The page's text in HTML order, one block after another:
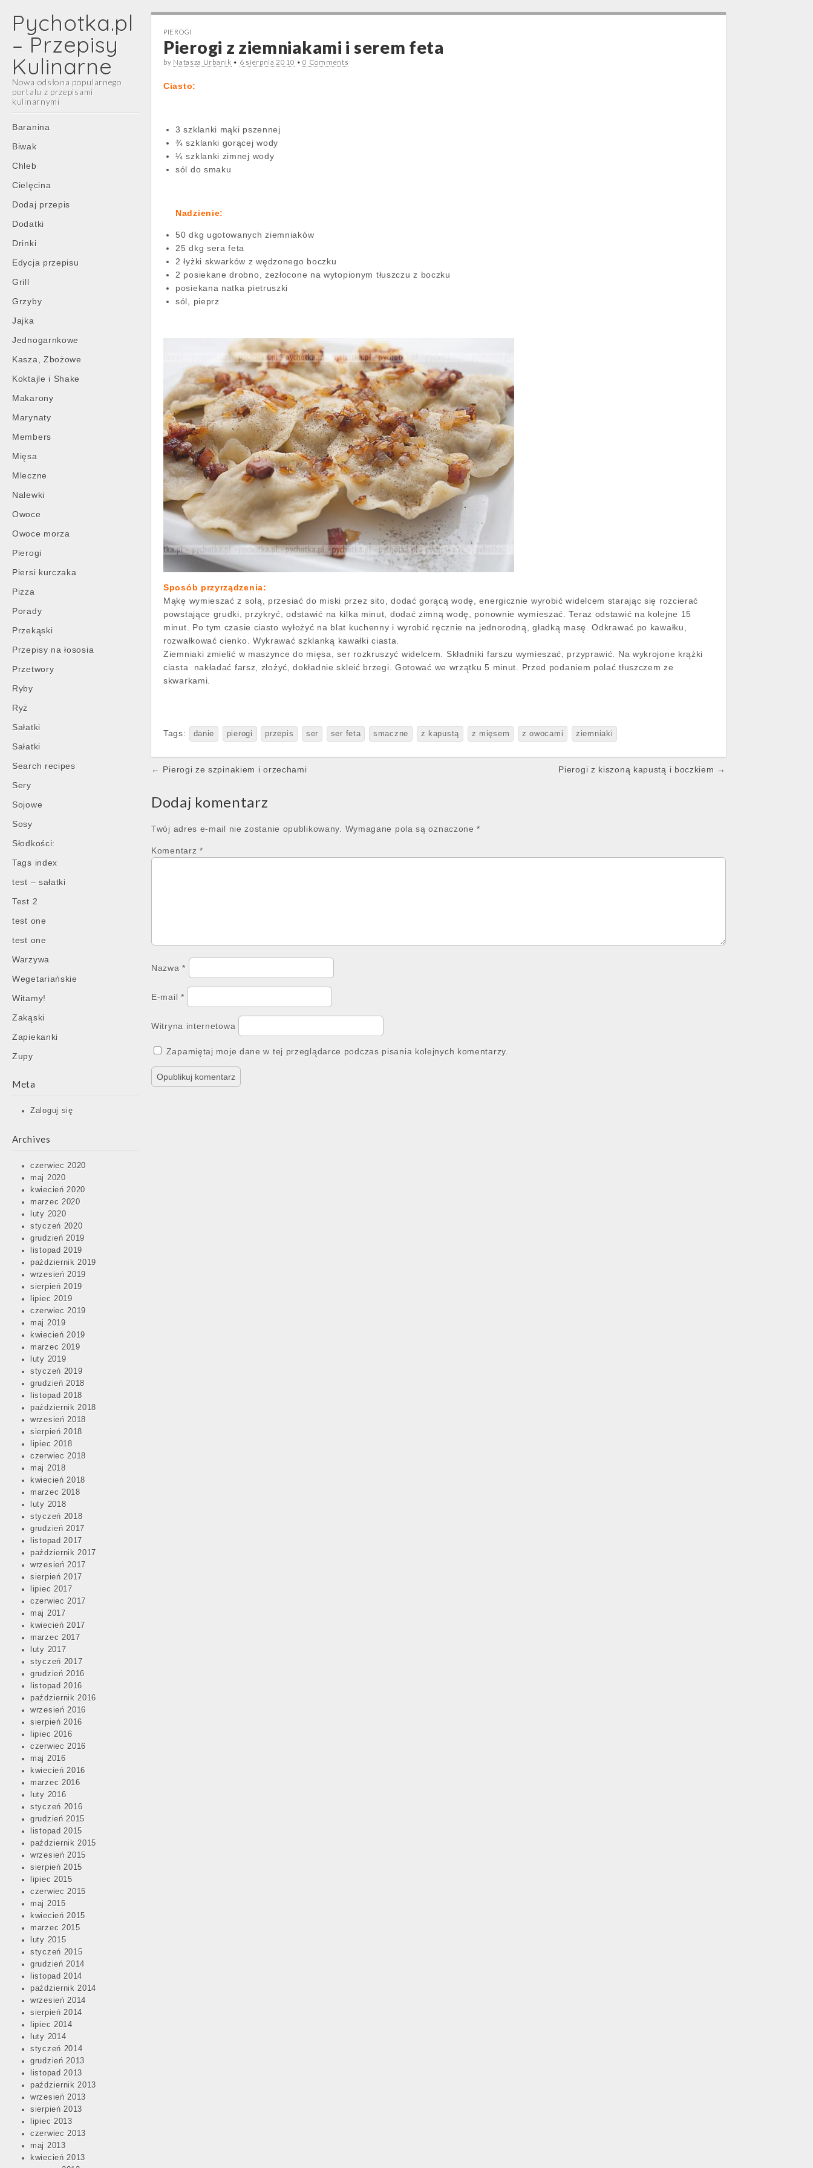
Pychotka.pl
– Przepisy
Kulinarne
Nowa odsłona popularnego
portalu z przepisami
kulinarnymi
Main
menu
Skip
content
Baranina
Biwak
Chleb
Cielęcina
Dodaj przepis
Dodatki
Drinki
Edycja przepisu
Grill
Grzyby
Jajka
Jednogarnkowe
Kasza, Zbożowe
Koktajle i Shake
Makarony
Marynaty
Members
Mięsa
Mleczne
Nalewki
Owoce
Owoce morza
Pierogi
Piersi kurczaka
Pizza
Porady
Przekąski
Przepisy na łososia
Przetwory
Ryby
Ryż
Sałatki
Sałatki
Search recipes
Sery
Sojowe
Sosy
Słodkości:
Tags index
test – sałatki
Test 2
test one
test one
Warzywa
Wegetariańskie
Witamy!
Zakąski
Zapiekanki
Zupy
Meta
Zaloguj się
Archives
czerwiec 2020
maj 2020
kwiecień 2020
marzec 2020
luty 2020
styczeń 2020
grudzień 2019
listopad 2019
październik 2019
wrzesień 2019
sierpień 2019
lipiec 2019
czerwiec 2019
maj 2019
kwiecień 2019
marzec 2019
luty 2019
styczeń 2019
grudzień 2018
listopad 2018
październik 2018
wrzesień 2018
sierpień 2018
lipiec 2018
czerwiec 2018
maj 2018
kwiecień 2018
marzec 2018
luty 2018
styczeń 2018
grudzień 2017
listopad 2017
październik 2017
wrzesień 2017
sierpień 2017
lipiec 2017
czerwiec 2017
maj 2017
kwiecień 2017
marzec 2017
luty 2017
styczeń 2017
grudzień 2016
listopad 2016
październik 2016
wrzesień 2016
sierpień 2016
lipiec 2016
czerwiec 2016
maj 2016
kwiecień 2016
marzec 2016
luty 2016
styczeń 2016
grudzień 2015
listopad 2015
październik 2015
wrzesień 2015
sierpień 2015
lipiec 2015
czerwiec 2015
maj 2015
kwiecień 2015
marzec 2015
luty 2015
styczeń 2015
grudzień 2014
listopad 2014
październik 2014
wrzesień 2014
sierpień 2014
lipiec 2014
luty 2014
styczeń 2014
grudzień 2013
listopad 2013
październik 2013
wrzesień 2013
sierpień 2013
lipiec 2013
czerwiec 2013
maj 2013
kwiecień 2013
PIEROGI
Pierogi z ziemniakami i serem feta
by Natasza Urbanik • 6 sierpnia 2010 •0 Comments
Ciasto:
3 szklanki mąki pszennej
¾ szklanki gorącej wody
¼ szklanki zimnej wody
sól do smaku
Nadzienie:
50 dkg ugotowanych ziemniaków
25 dkg sera feta
2 łyżki skwarków z wędzonego boczku
2 posiekane drobno, zezłocone na wytopionym tłuszczu z boczku
posiekana natka pietruszki
sól, pieprz
Sposób przyrządzenia:
Mąkę wymieszać z solą, przesiać do miski przez sito, dodać gorącą wodę, energicznie wyrobić widelcem starając się rozcierać
powstające grudki, przykryć, odstawić na kilka minut, dodać zimną wodę, ponownie wymieszać. Teraz odstawić na kolejne 15
minut. Po tym czasie ciasto wyłożyć na blat kuchenny i wyrobić ręcznie na jednorodną, gładką masę. Odkrawać po kawałku,
rozwałkować cienko. Wykrawać szklanką kawałki ciasta.
Ziemniaki zmielić w maszynce do mięsa, ser rozkruszyć widelcem. Składniki farszu wymieszać, przyprawić. Na wykrojone krążki
ciasta nakładać farsz, złożyć, dokładnie skleić brzegi. Gotować we wrzątku 5 minut. Przed podaniem polać tłuszczem ze
skwarkami.
Tags: danie pierogi przepis ser ser feta smaczne z kapustą z mięsem z owocami ziemniaki
Post
← Pierogi ze szpinakiem i orzechami Pierogi z kiszoną kapustą i boczkiem →
Dodaj komentarz
Twój adres e-mail nie zostanie opublikowany. Wymagane pola są oznaczone*
Komentarz *
Nazwa*
E-mail *
Witryna internetowa
Zapamiętaj moje dane w tej przeglądarce podczas pisania kolejnych komentarzy.